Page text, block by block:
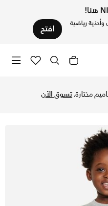
رياضية افتح
تسوق الآن